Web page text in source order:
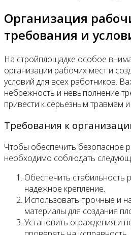
Организация
требования и
На стройплощадке особое
организации рабочих мест и
условий для всех работников.
небрежность и невыполнение
привести к серьезным травмам
Требования к
Чтобы обеспечить безопасное
необходимо соблюдать
Обеспечить стабильность
надежное крепление.
Использовать прочные и
материалы для создания
Установить ограждения и